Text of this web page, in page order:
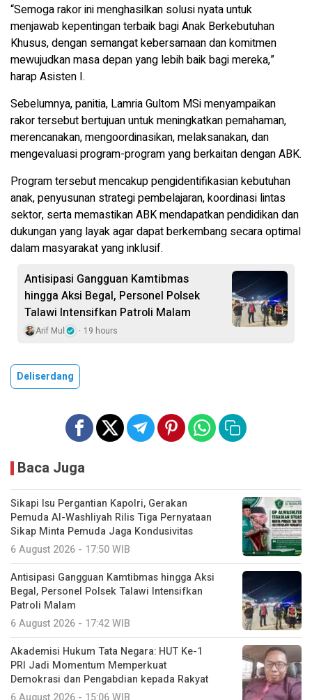
“Semoga rakor ini menghasilkan solusi nyata untuk
menjawab kepentingan terbaik bagi Anak Berkebutuhan
Khusus, dengan semangat kebersamaan dan komitmen
mewujudkan masa depan yang lebih baik bagi mereka,”
harap Asisten I.
Sebelumnya, panitia, Lamria Gultom MSi menyampaikan
rakor tersebut bertujuan untuk meningkatkan pemahaman,
merencanakan, mengoordinasikan, melaksanakan, dan
mengevaluasi program-program yang berkaitan dengan ABK.
Program tersebut mencakup pengidentifikasian kebutuhan
anak, penyusunan strategi pembelajaran, koordinasi lintas
sektor, serta memastikan ABK mendapatkan pendidikan dan
dukungan yang layak agar dapat berkembang secara optimal
dalam masyarakat yang inklusif.
Antisipasi Gangguan Kamtibmas
hingga Aksi Begal, Personel Polsek
Talawi Intensifkan Patroli Malam
Arif Mul 19 hours
Deliserdang
Baca Juga
Sikapi Isu Pergantian Kapolri, Gerakan
Pemuda Al-Washliyah Rilis Tiga Pernyataan
Sikap Minta Pemuda Jaga Kondusivitas
6 August 2026 - 17:50 WIB
Antisipasi Gangguan Kamtibmas hingga Aksi
Begal, Personel Polsek Talawi Intensifkan
Patroli Malam
6 August 2026 - 17:42 WIB
Akademisi Hukum Tata Negara: HUT Ke-1
PRI Jadi Momentum Memperkuat
Demokrasi dan Pengabdian kepada Rakyat